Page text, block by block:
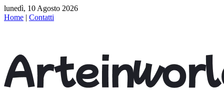
lunedì, 10 Agosto 2026
Home | Contatti